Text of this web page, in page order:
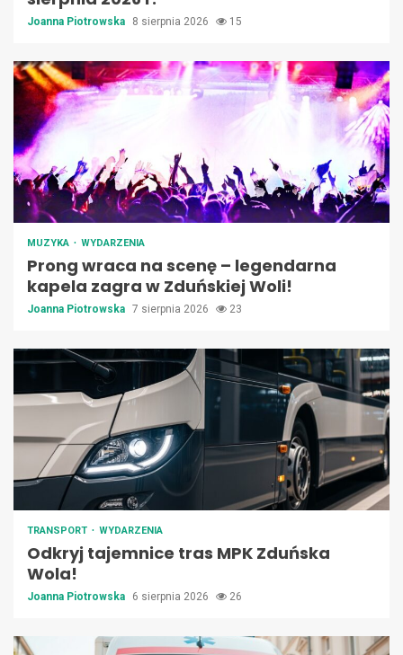
Joanna Piotrowska 8 sierpnia 2026 15
MUZYKA WYDARZENIA
Prong wraca na scenę – legendarna
kapela zagra w Zduńskiej Woli!
Joanna Piotrowska 7 sierpnia 2026 23
TRANSPORT WYDARZENIA
Odkryj tajemnice tras MPK Zduńska
Wola!
Joanna Piotrowska 6 sierpnia 2026 26